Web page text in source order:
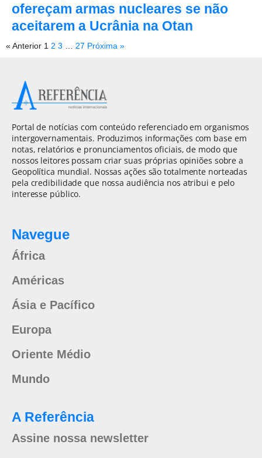
ofereçam armas nucleares se não
aceitarem a Ucrânia na Otan
« Anterior 1 2 3 27 Próxima »
Portal de notícias com conteúdo referenciado em organismos
intergovernamentais. Produzimos informações com base em
notas, relatórios e pronunciamentos oficiais, de modo que
nossos leitores possam criar suas próprias opiniões sobre a
Geopolítica mundial. Nossas ações são totalmente norteadas
pela credibilidade que nossa audiência nos atribui e pelo
interesse público.
Navegue
África
Américas
Ásia e Pacífico
Europa
Oriente Médio
Mundo
A Referência
Assine nossa newsletter